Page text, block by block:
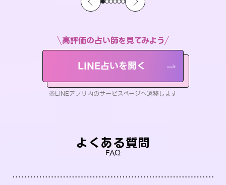
高評価の占い師を見てみよう
LINE占いを開く
※LINEアプリ内のサービスページへ遷移します
よくある質問
FAQ